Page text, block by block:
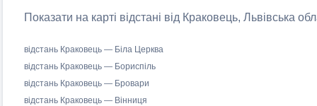
Показати на карті відстані від Краковець, Львівська
відстань Краковець — Біла Церква
відстань Краковець — Бориспіль
відстань Краковець — Бровари
відстань Краковець — Вінниця